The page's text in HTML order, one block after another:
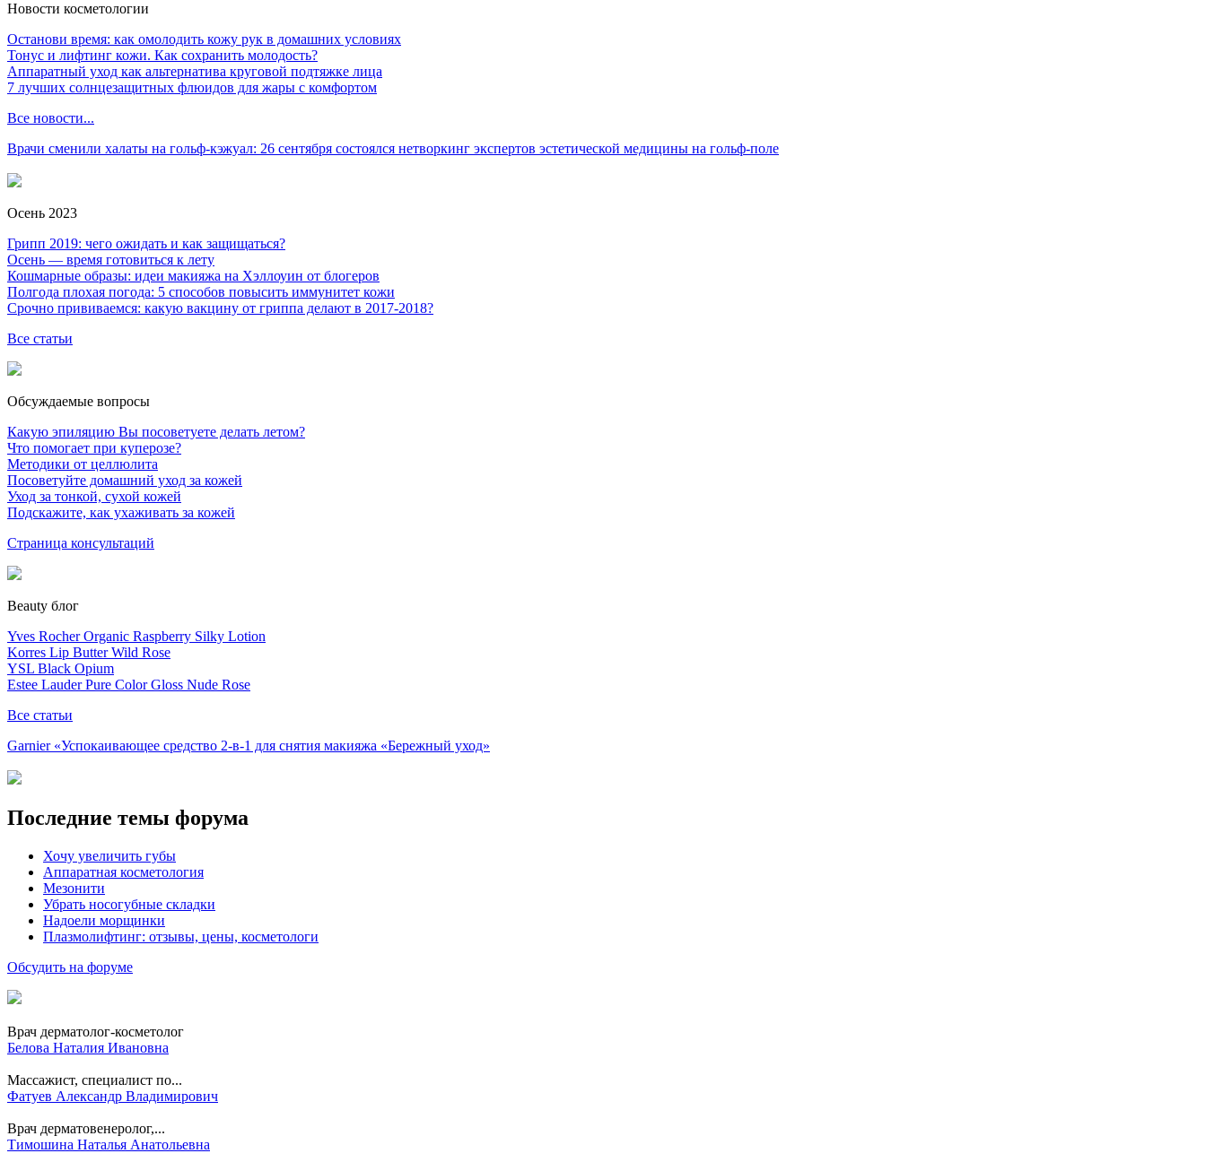
Новости косметологии
Останови время: как омолодить кожу рук в домашних условиях
Тонус и лифтинг кожи. Как сохранить молодость?
Аппаратный уход как альтернатива круговой подтяжке лица
7 лучших солнцезащитных флюидов для жары с комфортом
Все новости...
Врачи сменили халаты на гольф-кэжуал: 26 сентября состоялся нетворкинг экспертов эстетической медицины на гольф-поле
Осень 2023
Грипп 2019: чего ожидать и как защищаться?
Осень — время готовиться к лету
Кошмарные образы: идеи макияжа на Хэллоуин от блогеров
Полгода плохая погода: 5 способов повысить иммунитет кожи
Срочно прививаемся: какую вакцину от гриппа делают в 2017-2018?
Все статьи
Обсуждаемые вопросы
Какую эпиляцию Вы посоветуете делать летом?
Что помогает при куперозе?
Методики от целлюлита
Посоветуйте домашний уход за кожей
Уход за тонкой, сухой кожей
Подскажите, как ухаживать за кожей
Страница консультаций
Beauty блог
Yves Rocher Organic Raspberry Silky Lotion
Korres Lip Butter Wild Rose
YSL Black Opium
Estee Lauder Pure Color Gloss Nude Rose
Все статьи
Garnier «Успокаивающее средство 2-в-1 для снятия макияжа «Бережный уход»
Последние темы форума
Хочу увеличить губы
Аппаратная косметология
Мезонити
Убрать носогубные складки
Надоели морщинки
Плазмолифтинг: отзывы, цены, косметологи
Обсудить на форуме
Врач дерматолог-косметолог
Белова Наталия Ивановна
Массажист, специалист по...
Фатуев Александр Владимирович
Врач дерматовенеролог,...
Тимошина Наталья Анатольевна